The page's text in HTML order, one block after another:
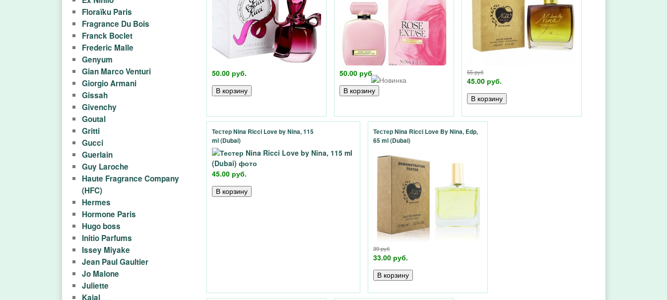
-
п
р
о
д
а
ж
а
т
у
а
л
е
т
50.00 руб. 50.00 руб. 55 руб
45.00 руб.
Тестер Nina Ricci Love by Nina, 115
ml (Dubai)
45.00 руб.
Тестер Nina Ricci Love By Nina, Edp,
65 ml (Dubai)
39 руб
33.00 руб.
Floraïku Paris
Fragrance Du Bois
Franck Boclet
Frederic Malle
Genyum
Gian Marco Venturi
Giorgio Armani
Gissah
Givenchy
Goutal
Gritti
Gucci
Guerlain
Guy Laroche
Haute Fragrance Company
(HFC)
Hermes
Hormone Paris
Hugo boss
Initio Parfums
Issey Miyake
Jean Paul Gaultier
Jo Malone
Juliette
Kajal